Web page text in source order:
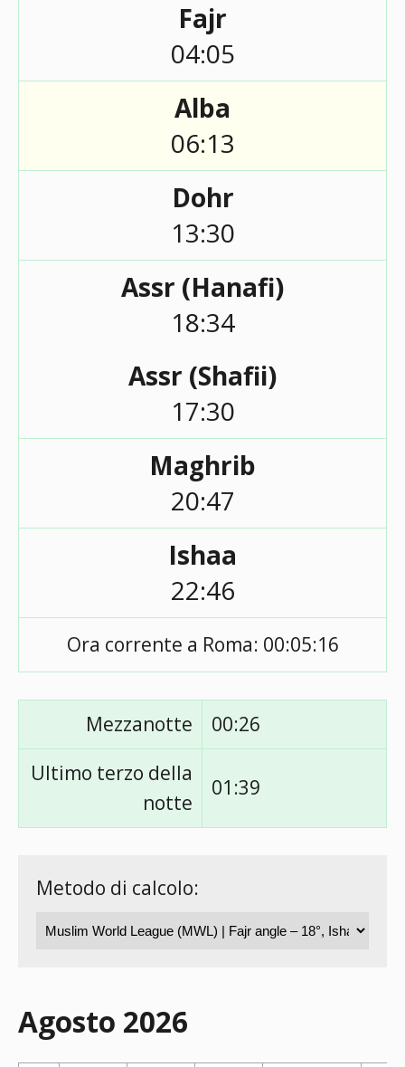
Fajr
04:05
Alba
06:13
Dohr
13:30
Assr (Hanafi)
18:34
Assr (Shafii)
17:30
Maghrib
20:47
Ishaa
22:46
Ora corrente a Roma: 00:05:16
Mezzanotte
00:26
Ultimo terzo della
notte
01:39
Metodo di calcolo:
Agosto 2026